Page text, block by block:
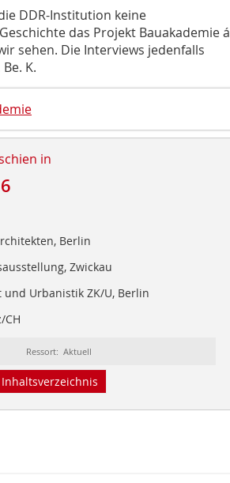
DDR-Institution keine
das Projekt Bau­akademie á
sehen. Die Interviews jedenfalls
K.
in
Berlin
Zwickau
Urbanistik ZK/U, Berlin
CH
Ressort: Aktuell
Inhaltsverzeichnis